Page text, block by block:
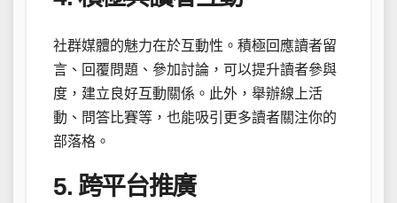
社群媒體的魅力在於互動性。積極回應讀者留
言、回覆問題、參加討論，可以提升讀者參與
度，建立良好互動關係。此外，舉辦線上活
動、問答比賽等，也能吸引更多讀者關注你的
部落格。
5. 跨平台推廣